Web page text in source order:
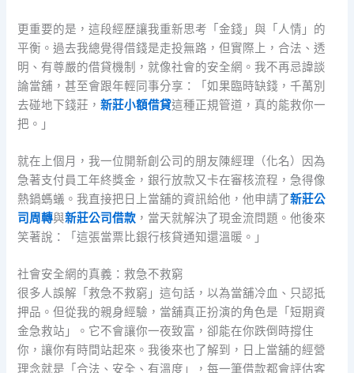
更重要的是，這段經歷讓我重新思考「金錢」與「人情」的
平衡。過去我總覺得借錢是走投無路，但實際上，合法、透
明、有尊嚴的借貸機制，就像社會的安全網。我不再忌諱談
論當舖，甚至會跟年輕同事分享：「如果臨時缺錢，千萬別
去碰地下錢莊，新莊小額借貸這種正規管道，真的能救你一
把。」
就在上個月，我一位開新創公司的朋友陳經理（化名）因為
急著支付員工年終獎金，銀行放款又卡在審核流程，急得像
熱鍋螞蟻。我直接把日上當舖的資訊給他，他申請了新莊公
司周轉與新莊公司借款 ，當天就解決了現金流問題。他後來
笑著說：「這張當票比銀行核貸通知還溫暖。」
社會安全網的真義：救急不救窮
很多人誤解「救急不救窮」這句話，以為當舖冷血、只認抵
押品。但從我的親身經驗，當舖真正扮演的角色是「短期資
金急救站」。它不會讓你一夜致富，卻能在你跌倒時撐住
你，讓你有時間站起來。我後來也了解到，日上當舖的經營
理念就是「合法、安全、有溫度」，每一筆借款都會評估客